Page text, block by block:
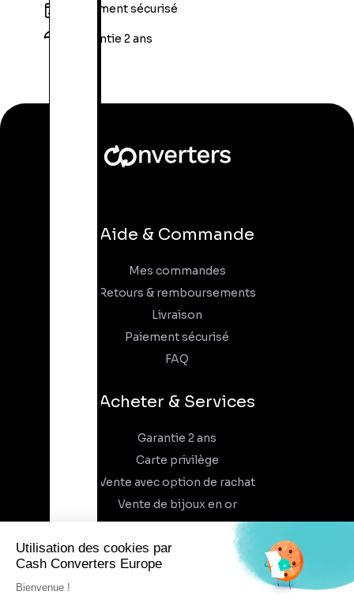
Paiement sécurisé
Garantie 2 ans
Aide & Commande
Mes commandes
Retours & remboursements
Livraison
Paiement sécurisé
FAQ
Acheter & Services
Garantie 2 ans
Carte privilège
Vente avec option de rachat
Vente de bijoux en or
À propos